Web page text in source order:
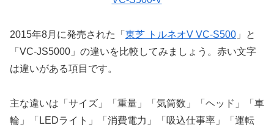
2015年8月に発売された「 東芝 トルネオV VC-S500 」と
「VC-JS5000」の違いを比較してみましょう。赤い文字
は違いがある項目です。
主な違いは「サイズ」「重量」「気筒数」「ヘッド」「車
輪」「LEDライト」「消費電力」「吸込仕事率」「運転